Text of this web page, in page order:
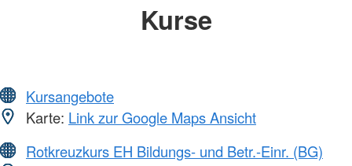
Kurse
Kursangebote
Karte: Link zur Google Maps Ansicht
Rotkreuzkurs EH Bildungs- und Betr.-Einr. (BG)